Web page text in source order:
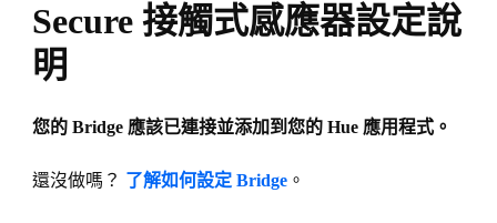
Secure 接觸式感應器設定說
明
您的 Bridge 應該已連接並添加到您的 Hue 應用程式。
還沒做嗎？ 了解如何設定 Bridge。